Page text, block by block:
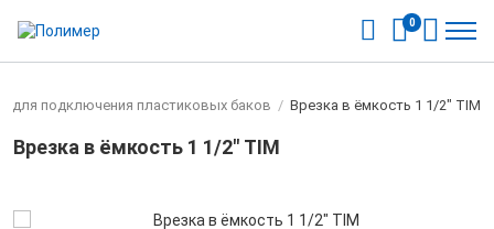
0
для подключения пластиковых баков / Врезка в ёмкость 1 1/2" TIM
Врезка в ёмкость 1 1/2" TIM